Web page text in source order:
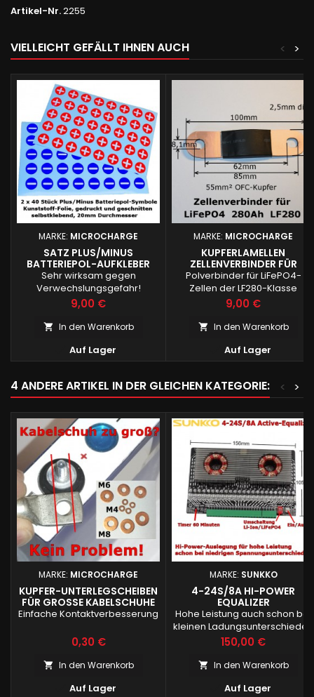
Artikel-Nr.2255
VIELLEICHT GEFÄLLT IHNEN AUCH >
<
MARKE: MICROCHARGE
SATZ PLUS/MINUS
BATTERIEPOL-AUFKLEBER
Sehr wirksam gegen
Verwechslungsgefahr!
Preis
9,00 €
 In den Warenkorb
Auf Lager
MARKE: MICROCHARGE
KUPFERLAMELLEN
ZELLENVERBINDER FÜR
LF280ER-ZELLEN
Polverbinder für LiFePO4-
Zellen der LF280-Klasse
Preis
9,00 €
 In den Warenkorb
Auf Lager
4 ANDERE ARTIKEL IN DER GLEICHEN KATEGORIE: >
<
MARKE: MICROCHARGE
KUPFER-UNTERLEGSCHEIBEN
FÜR GROSSE KABELSCHUHE
Einfache Kontaktverbesserung
Preis
0,30 €
 In den Warenkorb
Auf Lager
MARKE: SUNKKO
4-24S/8A HI-POWER
EQUALIZER
Hohe Leistung auch schon bei
kleinen Ladungsunterschieden
Preis
150,00 €
 In den Warenkorb
Auf Lager